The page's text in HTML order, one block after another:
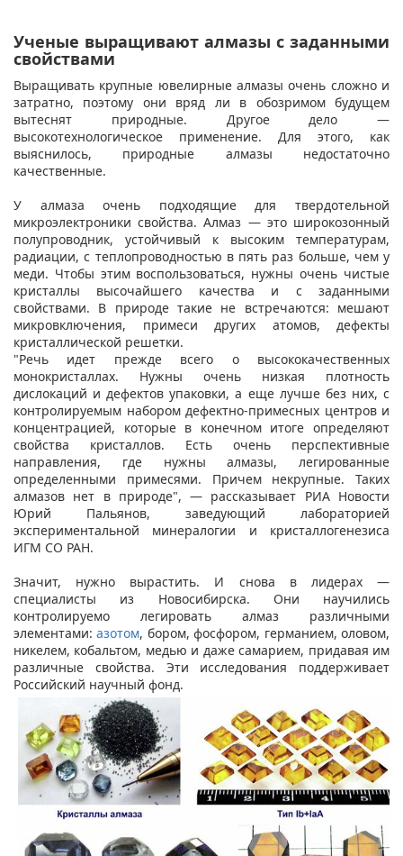
Ученые выращивают алмазы с заданными
свойствами
Выращивать крупные ювелирные алмазы очень сложно и
затратно, поэтому они вряд ли в обозримом будущем
вытеснят природные. Другое дело —
высокотехнологическое применение. Для этого, как
выяснилось, природные алмазы недостаточно
качественные.
У алмаза очень подходящие для твердотельной
микроэлектроники свойства. Алмаз — это широкозонный
полупроводник, устойчивый к высоким температурам,
радиации, с теплопроводностью в пять раз больше, чем у
меди. Чтобы этим воспользоваться, нужны очень чистые
кристаллы высочайшего качества и с заданными
свойствами. В природе такие не встречаются: мешают
микровключения, примеси других атомов, дефекты
кристаллической решетки.
"Речь идет прежде всего о высококачественных
монокристаллах. Нужны очень низкая плотность
дислокаций и дефектов упаковки, а еще лучше без них, с
контролируемым набором дефектно-примесных центров и
концентрацией, которые в конечном итоге определяют
свойства кристаллов. Есть очень перспективные
направления, где нужны алмазы, легированные
определенными примесями. Причем некрупные. Таких
алмазов нет в природе", — рассказывает РИА Новости
Юрий Пальянов, заведующий лабораторией
экспериментальной минералогии и кристаллогенезиса
ИГМ СО РАН.
Значит, нужно вырастить. И снова в лидерах —
специалисты из Новосибирска. Они научились
контролируемо легировать алмаз различными
элементами:азотом, бором, фосфором, германием, оловом,
никелем, кобальтом, медью и даже самарием, придавая им
различные свойства. Эти исследования поддерживает
Российский научный фонд.